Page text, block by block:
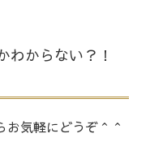
わからない？！
気軽にどうぞ＾＾